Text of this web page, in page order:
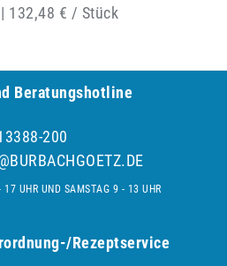
| 132,48 € / Stück
Be­ra­tungs­hot­line
200
17 UHR UND SAMSTAG 9 - 13 UHR
Rezeptservice